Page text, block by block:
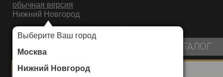
обычная версия
Нижний Новгород
Выберите Ваш город
Москва
Нижний Новгород
ИНТЕРНЕТ-МАГАЗИН НАПОЛЬНЫХ ПОКРЫТИЙ
КАТАЛОГ